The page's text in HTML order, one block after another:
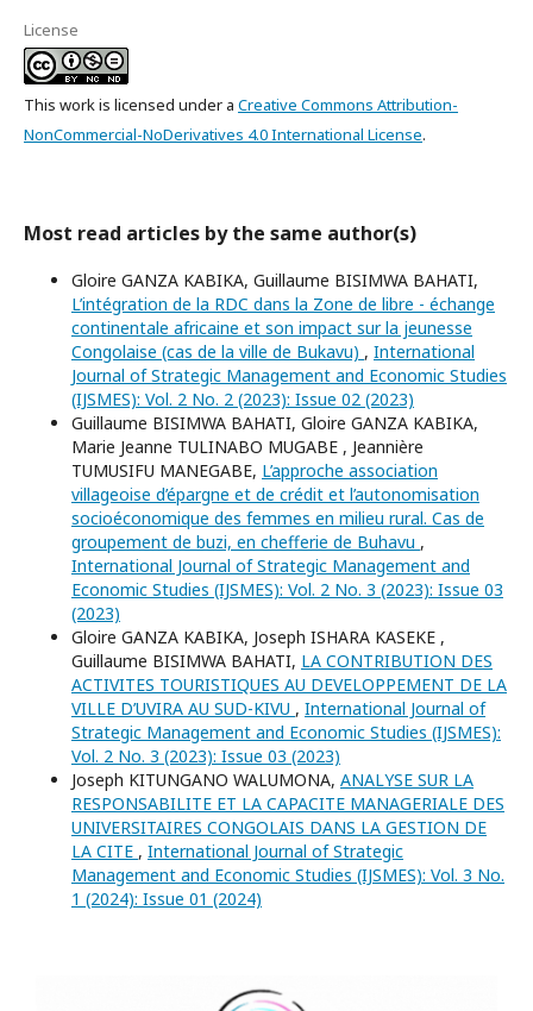
License
This work is licensed under a Creative Commons Attribution-
NonCommercial-NoDerivatives 4.0 International License.
Most read articles by the same author(s)
Gloire GANZA KABIKA, Guillaume BISIMWA BAHATI,
L’intégration de la RDC dans la Zone de libre - échange
continentale africaine et son impact sur la jeunesse
Congolaise (cas de la ville de Bukavu) , International
Journal of Strategic Management and Economic Studies
(IJSMES): Vol. 2 No. 2 (2023): Issue 02 (2023)
Guillaume BISIMWA BAHATI, Gloire GANZA KABIKA,
Marie Jeanne TULINABO MUGABE , Jeannière
TUMUSIFU MANEGABE, L’approche association
villageoise d’épargne et de crédit et l’autonomisation
socioéconomique des femmes en milieu rural. Cas de
groupement de buzi, en chefferie de Buhavu ,
International Journal of Strategic Management and
Economic Studies (IJSMES): Vol. 2 No. 3 (2023): Issue 03
(2023)
Gloire GANZA KABIKA, Joseph ISHARA KASEKE ,
Guillaume BISIMWA BAHATI, LA CONTRIBUTION DES
ACTIVITES TOURISTIQUES AU DEVELOPPEMENT DE LA
VILLE D’UVIRA AU SUD-KIVU , International Journal of
Strategic Management and Economic Studies (IJSMES):
Vol. 2 No. 3 (2023): Issue 03 (2023)
Joseph KITUNGANO WALUMONA, ANALYSE SUR LA
RESPONSABILITE ET LA CAPACITE MANAGERIALE DES
UNIVERSITAIRES CONGOLAIS DANS LA GESTION DE
LA CITE , International Journal of Strategic
Management and Economic Studies (IJSMES): Vol. 3 No.
1 (2024): Issue 01 (2024)